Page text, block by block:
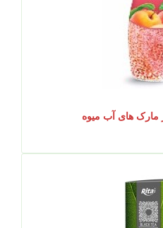
مارک های آب میوه